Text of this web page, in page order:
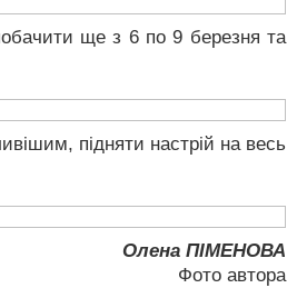
ще з 6 по 9 березня та
підняти настрій на весь
Олена ПІМЕНОВА
Фото автора